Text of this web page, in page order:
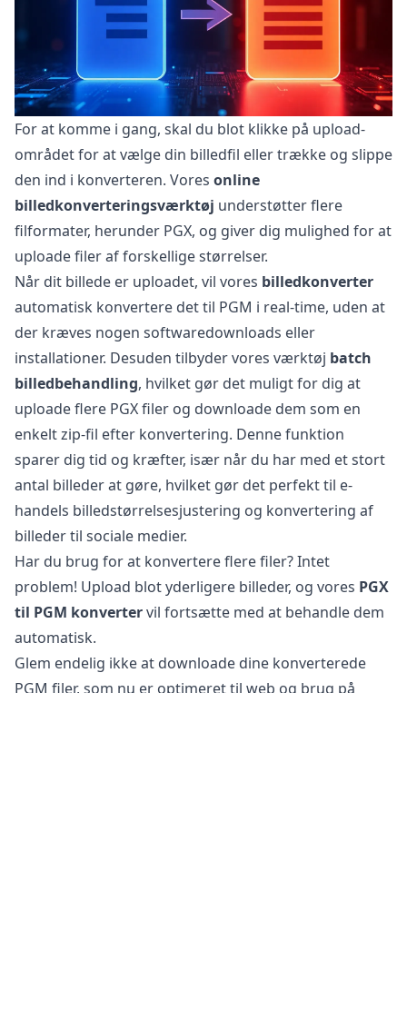
For at komme i gang, skal du blot klikke på upload-
området for at vælge din billedfil eller trække og slippe
den ind i konverteren. Vores online
billedkonverteringsværktøj understøtter flere
filformater, herunder PGX, og giver dig mulighed for at
uploade filer af forskellige størrelser.
Når dit billede er uploadet, vil vores billedkonverter
automatisk konvertere det til PGM i real-time, uden at
der kræves nogen softwaredownloads eller
installationer. Desuden tilbyder vores værktøj batch
billedbehandling, hvilket gør det muligt for dig at
uploade flere PGX filer og downloade dem som en
enkelt zip-fil efter konvertering. Denne funktion
sparer dig tid og kræfter, især når du har med et stort
antal billeder at gøre, hvilket gør det perfekt til e-
handels billedstørrelsesjustering og konvertering af
billeder til sociale medier.
Har du brug for at konvertere flere filer? Intet
problem! Upload blot yderligere billeder, og vores PGX
til PGM konvertervil fortsætte med at behandle dem
automatisk.
Glem endelig ikke at downloade dine konverterede
PGM filer, som nu er optimeret til web og brug på